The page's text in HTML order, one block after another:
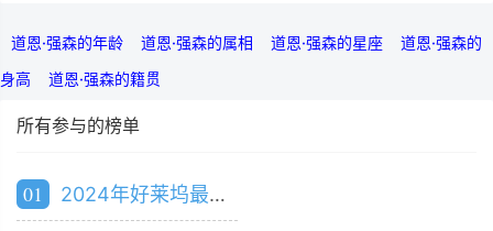
道恩·强森的年龄 道恩·强森的属相 道恩·强森的星座
道恩·强森的
身高
道恩·强森的籍贯
所有参与的榜单
01 2024年好莱坞最帅男明星排行榜